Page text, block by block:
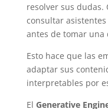
resolver sus dudas.
consultar
antes de tomar una
Esto hace que las
adaptar sus
interpretables por
El Generative